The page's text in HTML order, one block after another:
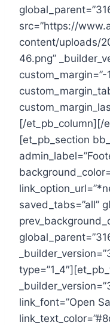
src=”https://
content/uploads/
46.png”
[/et_pb_column][/
[et_pb_section
saved_tabs=”all”
link_font=”Open